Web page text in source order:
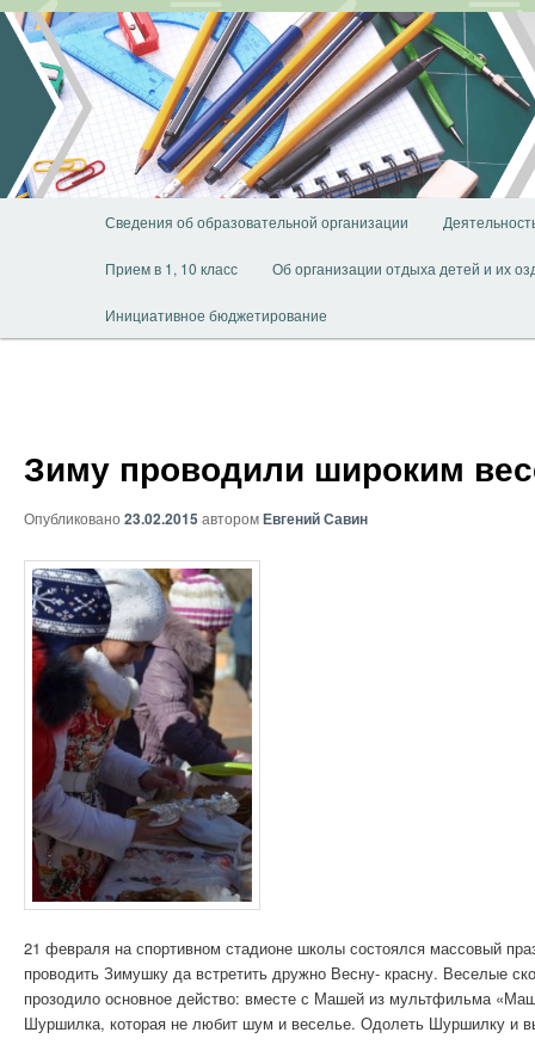
Перейти
основному
содержимому
Сведения об образовательной организации
Прием в 1, 10 класс Об организации отдыха детей и их
Инициативное бюджетирование
Зиму проводили широким
Опубликовано 23.02.2015 авторомЕвгений Савин
21 февраля на спортивном стадионе школы состоялся массовый
проводить Зимушку да встретить дружно Весну- красну. Веселые
прозодило основное действо: вместе с Машей из мультфильма
Шуршилка, которая не любит шум и веселье. Одолеть Шуршилку и